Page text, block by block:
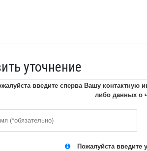
уточнение
введите сперва Вашу контактную
либо данных о
Пожалуйста